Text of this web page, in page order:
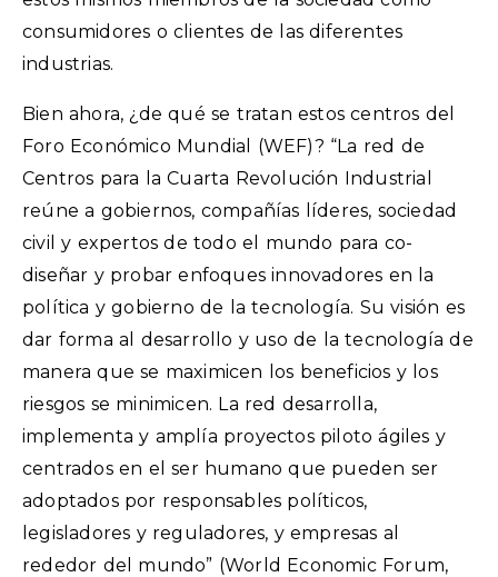
consumidores o clientes de las diferentes
industrias.
Bien ahora, ¿de qué se tratan estos centros del
Foro Económico Mundial (WEF)? “La red de
Centros para la Cuarta Revolución Industrial
reúne a gobiernos, compañías líderes, sociedad
civil y expertos de todo el mundo para co-
diseñar y probar enfoques innovadores en la
política y gobierno de la tecnología. Su visión es
dar forma al desarrollo y uso de la tecnología de
manera que se maximicen los beneficios y los
riesgos se minimicen. La red desarrolla,
implementa y amplía proyectos piloto ágiles y
centrados en el ser humano que pueden ser
adoptados por responsables políticos,
legisladores y reguladores, y empresas al
rededor del mundo” (World Economic Forum,